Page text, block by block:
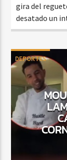
gira del
desatado un
DEPORTES